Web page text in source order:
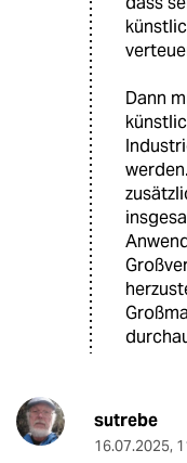
Dann
sutrebe
16.07.2025,